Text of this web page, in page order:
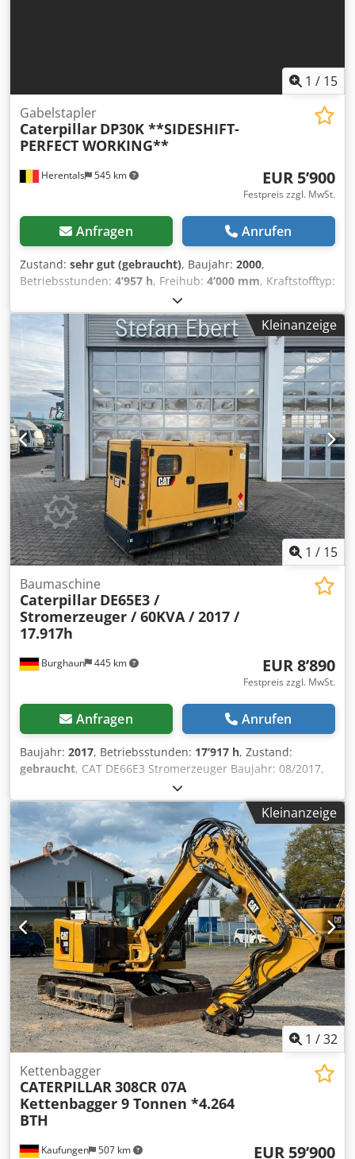
1 / 15
Herentals 545 km
Gabelstapler
Caterpillar DP30K **SIDESHIFT-
PERFECT WORKING**
EUR 5’900
Festpreis zzgl. MwSt.
Anfragen Anrufen
Zustand: sehr gut (gebraucht), Baujahr: 2000,
Betriebsstunden: 4’957 h, Freihub: 4’000 mm, Kraftstofftyp:
Automatisch
2000 Leergewicht: 4.610 kg Hubkapazität: 3.000 kg
Crjdpozd E S Dofx Afdof Technischer Zustand: sehr gut
Optischer Zustand: sehr gut Wenden Sie sich an Thierry
Leemans, um weitere Informationen zu erhalten.
Kleinanzeige
1 / 15
Burghaun 445 km
Baumaschine
Caterpillar DE65E3 /
Stromerzeuger / 60KVA / 2017 /
17.917h
EUR 8’890
Festpreis zzgl. MwSt.
Anfragen Anrufen
Baujahr: 2017, Betriebsstunden: 17’917 h, Zustand:
gebraucht, CAT DE66E3 Stromerzeuger Baujahr: 08/2017,
Betriebsstunden: 17.917h, Nennleistung: 60KVA, letzte
Wartung: 30.05.2025, Motor: CAT C4.4, Maße;(LxBxH):
2.300mm x 1,130mm x 1.519mm Crsdjyxkm Sepfx Afdef Auf
Wunsch unterbreiten wir Ihnen ein Leasing- oder
Finanzierungsangebot., Herr Mihm (Tel. betreut Sie gerne.,
Weitere Informationen finden Sie auf unserer Homepage.,
Irrtümer und Zwischenverkauf vorbehalten! CAT DE66E3
generator Year of manufacture: 08/2017, Operating hours:
17.917h, Rated power: 60KVA, Last maintenance: , Engine:
CAT C4.4, Dimensions; (LxWxH): 2.300 mm x 1.130 mm x
1.519 mm We will be happy to provide you with a leasing
or financing offer on request. Mr. Mihm (tel. will be happy
to assist you. Further information can be found on our
website. Subject to errors and prior sale! - = Weitere
Informationen = Wenden Sie sich an Tobias Ebert, um
weitere Informationen zu erhalten.
Kleinanzeige
1 /32
Kaufungen 507 km
Kettenbagger
CATERPILLAR308CR 07A
Kettenbagger 9 Tonnen *4.264
BTH
EUR 59’900